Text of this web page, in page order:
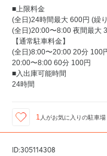
■上限料金
(全日)24時間最大 600円 (繰
(全日)20:00〜8:00 夜間最大
【通常駐車料金】
(全日)8:00〜20:00 20分 100
20:00〜8:00 60分 100円
■入出庫可能時間
24時間
1 人がお気に入りの駐車場
ID:305114308